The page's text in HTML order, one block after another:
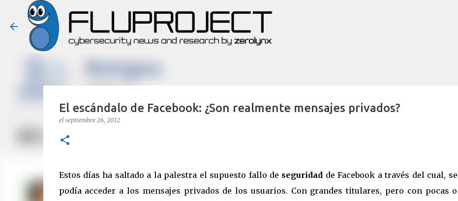
El escándalo de Facebook: ¿Son realmente mensajes privados?
el septiembre 26, 2012
Estos días ha saltado a la palestra el supuesto fallo de seguridad de Facebook a través del cual, se
podía acceder a los mensajes privados de los usuarios. Con grandes titulares, pero con pocas o